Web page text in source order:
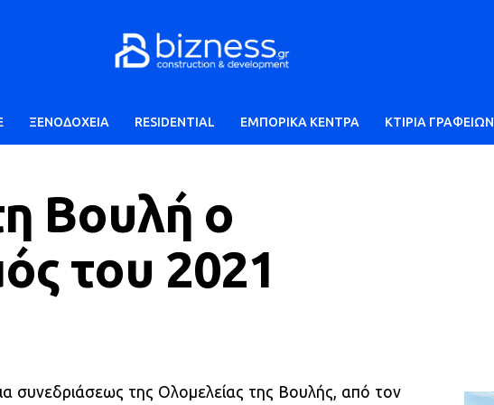
ΞΕΝΟΔΟΧΕΙΑ RESIDENTIAL ΕΜΠΟΡΙΚΑ ΚΕΝΤΡΑ ΚΤΙΡΙΑ ΓΡΑΦΕΙΩΝ
Βουλή ο
του 2021
συνεδριάσεως της Ολομελείας της Βουλής, από τον